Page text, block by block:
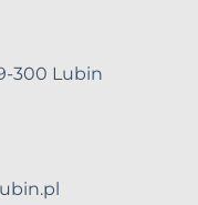
300 Lubin